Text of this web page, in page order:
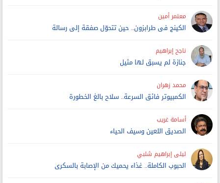
معتمر أمين
الكينج فى طرابزون.. حين تتحوّل صفقة إلى رسالة
ناجح إبراهيم
جنازة لم يسبق لها مثيل
محمد زهران
الكمبيوتر فائق السرعة.. سلاح بالغ الخطورة
أسامة غريب
الصديق اللعين وسيف الحياء
ليلى إبراهيم شلبي
الحبوب الكاملة.. غذاء يحميك من الإصابة بالسكرى